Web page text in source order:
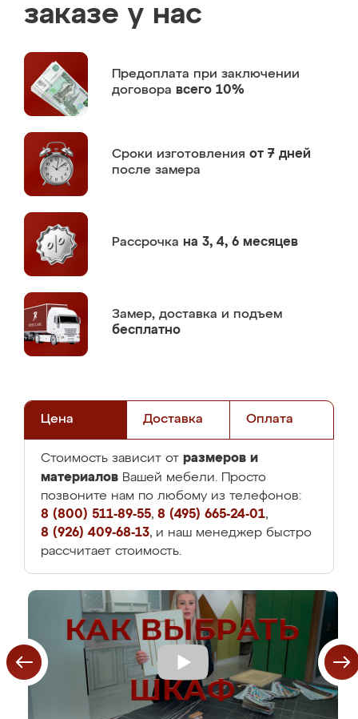
заказе у нас
Предоплата при заключении
договора всего 10%
Сроки изготовления от 7 дней
после замера
Рассрочка на 3, 4, 6 месяцев
Замер, доставка и подъем
бесплатно
Цена Доставка Оплата
Стоимость зависит от размеров и
материалов Вашей мебели. Просто
позвоните нам по любому из телефонов:
8 (800) 511-89-55, 8 (495) 665-24-01,
8 (926) 409-68-13, и наш менеджер быстро
рассчитает стоимость.